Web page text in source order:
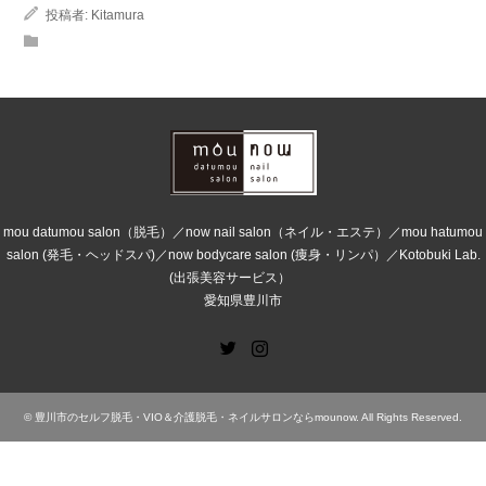
投稿者: Kitamura
mou datumou salon（脱毛）／now nail salon（ネイル・エステ）／mou hatumou
salon (発毛・ヘッドスパ)／now bodycare salon (痩身・リンパ）／Kotobuki Lab.
(出張美容サービス）
愛知県豊川市
© 豊川市のセルフ脱毛・VIO＆介護脱毛・ネイルサロンならmounow. All Rights Reserved.